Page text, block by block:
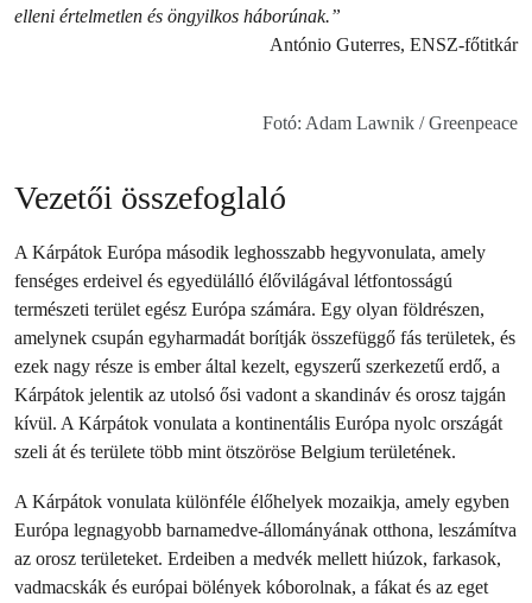
elleni értelmetlen és öngyilkos háborúnak.”
António Guterres, ENSZ-főtitkár
Fotó: Adam Lawnik / Greenpeace
Vezetői összefoglaló
A Kárpátok Európa második leghosszabb hegyvonulata, amely
fenséges erdeivel és egyedülálló élővilágával létfontosságú
természeti terület egész Európa számára. Egy olyan földrészen,
amelynek csupán egyharmadát borítják összefüggő fás területek, és
ezek nagy része is ember által kezelt, egyszerű szerkezetű erdő, a
Kárpátok jelentik az utolsó ősi vadont a skandináv és orosz tajgán
kívül. A Kárpátok vonulata a kontinentális Európa nyolc országát
szeli át és területe több mint ötszöröse Belgium területének.
A Kárpátok vonulata különféle élőhelyek mozaikja, amely egyben
Európa legnagyobb barnamedve-állományának otthona, leszámítva
az orosz területeket. Erdeiben a medvék mellett hiúzok, farkasok,
vadmacskák és európai bölények kóborolnak, a fákat és az eget